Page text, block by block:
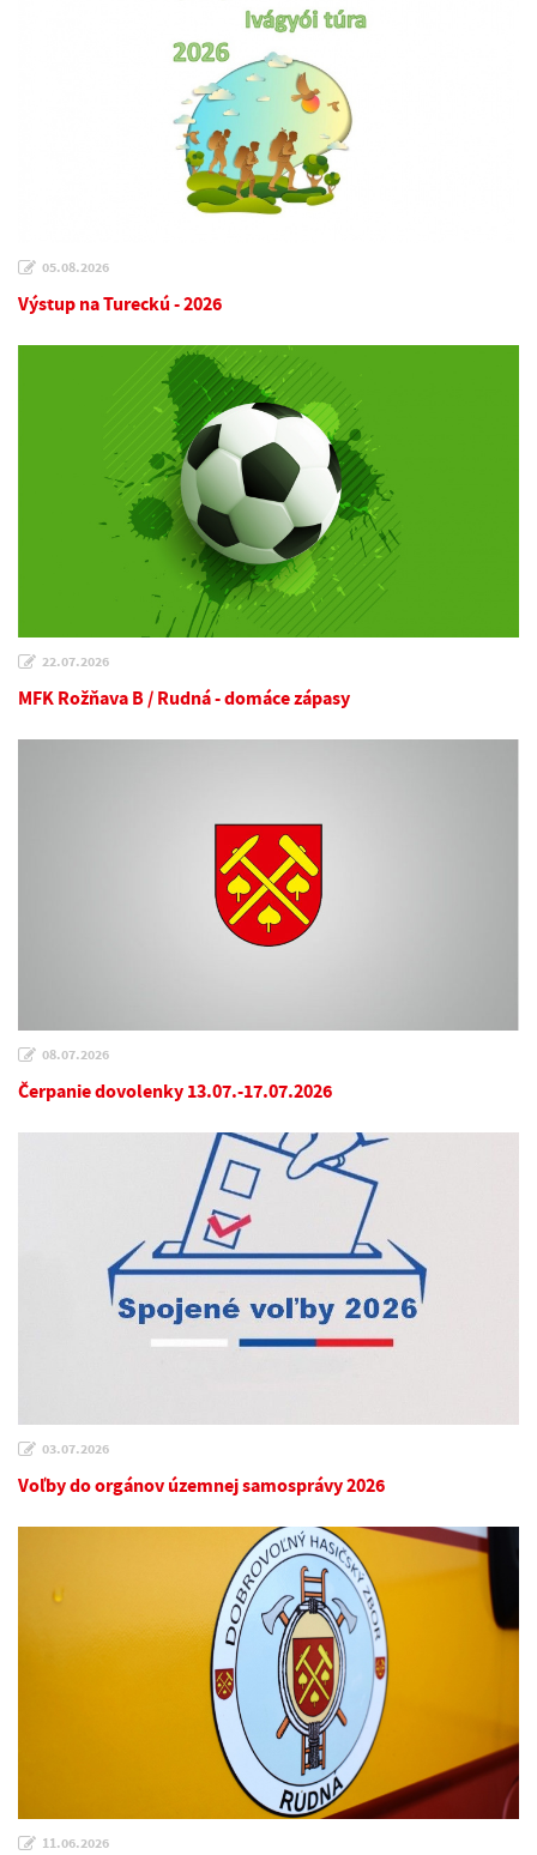
05.08.2026
Výstup na Tureckú - 2026
22.07.2026
MFK Rožňava B / Rudná - domáce zápasy
08.07.2026
Čerpanie dovolenky 13.07.-17.07.2026
03.07.2026
Voľby do orgánov územnej samosprávy 2026
11.06.2026